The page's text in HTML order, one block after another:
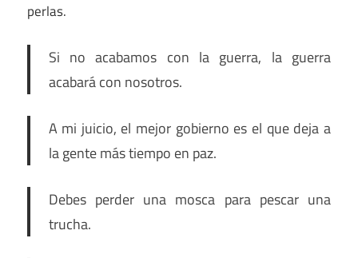
perlas.
Si no acabamos con la guerra, la guerra
acabará con nosotros.
A mi juicio, el mejor gobierno es el que deja a
la gente más tiempo en paz.
Debes perder una mosca para pescar una
trucha.